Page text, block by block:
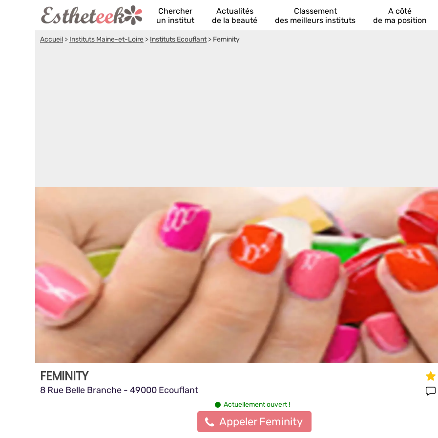
Chercher
un institut
Actualités
de la beauté
Classement
des meilleurs instituts
A côté
de ma position
Accueil > Instituts Maine-et-Loire > Instituts Ecouflant> Feminity
FEMINITY
8 Rue Belle Branche - 49000 Ecouflant
Actuellement ouvert !
Appeler Feminity